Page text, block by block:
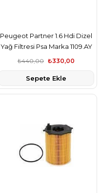
Peugeot Partner 1.6 Hdi Dizel
Yağ Filtresi Psa Marka 1109.AY
₺330,00
₺440,00
Sepete Ekle